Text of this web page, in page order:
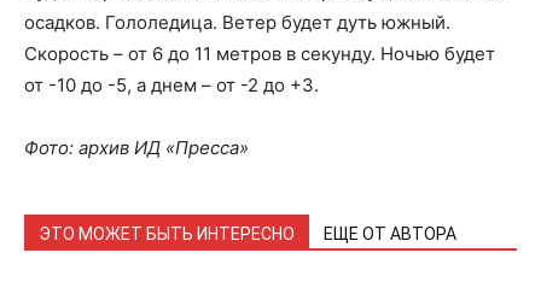
осадков. Гололедица. Ветер будет дуть южный.
Скорость – от 6 до 11 метров в секунду. Ночью будет
от -10 до -5, а днем – от -2 до +3.
Фото: архив ИД «Пресса»
ЭТО МОЖЕТ БЫТЬ ИНТЕРЕСНО ЕЩЕ ОТ АВТОРА